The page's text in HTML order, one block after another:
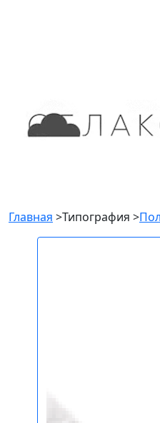
Главная >Типография >